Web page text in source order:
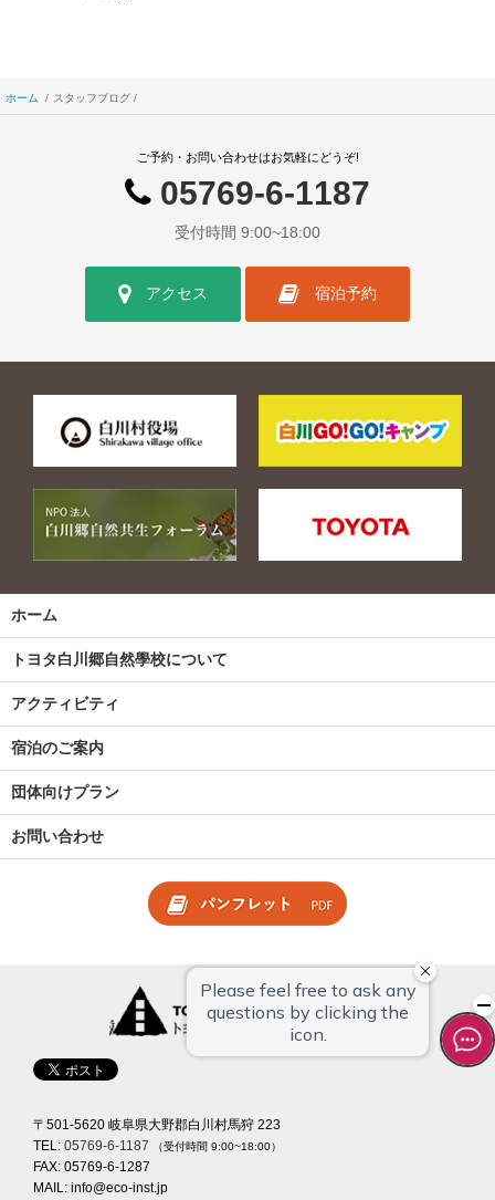
ホーム スタッフブログ
ご予約・お問い合わせはお気軽にどうぞ!
05769-6-1187
受付時間 9:00~18:00
アクセス 宿泊予約
ホーム
トヨタ白川郷自然學校について
アクティビティ
宿泊のご案内
団体向けプラン
お問い合わせ
〒501-5620 岐阜県大野郡白川村馬狩 223
TEL: 05769-6-1187 （受付時間 9:00~18:00）
FAX: 05769-6-1287
MAIL: info@eco-inst.jp